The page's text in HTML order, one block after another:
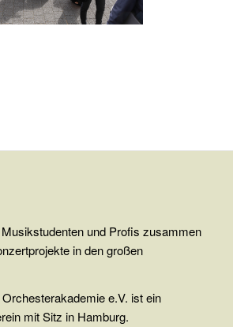
und Profis zusammen
in den großen
e.V. ist ein
mit Sitz in Hamburg.